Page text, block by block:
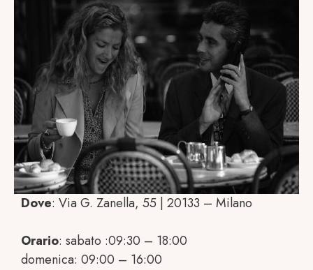
Dove: Via G. Zanella, 55 | 20133 – Milano
Orario: sabato :09:30 – 18:00
domenica: 09:00 – 16:00